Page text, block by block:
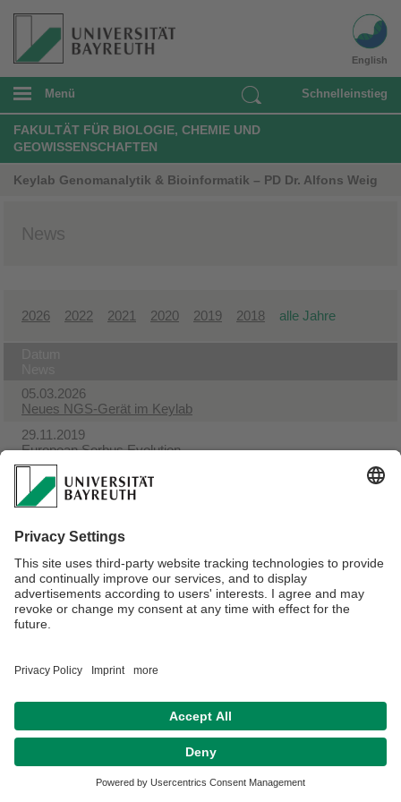
English
Menü Schnelleinstieg
FAKULTÄT FÜR BIOLOGIE, CHEMIE UND
GEOWISSENSCHAFTEN
Keylab Genomanalytik & Bioinformatik – PD Dr. Alfons Weig
News
2026 2022 2021 2020 2019 2018 alle Jahre
05.03.2026
Neues NGS-Gerät im Keylab
29.11.2019
European Sorbus Evolution
19.08.2019
​Collaborative Research Centre 1357 ​Microplastics
Verantwortlich für die Redaktion:
Barrierefreiheitserklärung